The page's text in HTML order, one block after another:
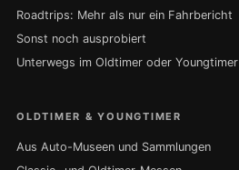
Roadtrips: Mehr als nur ein Fahrbericht
Sonst noch ausprobiert
Unterwegs im Oldtimer oder Youngtimer
OLDTIMER & YOUNGTIMER
Aus Auto-Museen und Sammlungen